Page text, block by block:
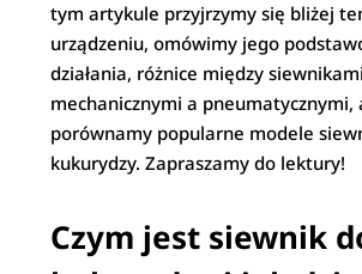
tym artykule przyjrzymy się bliżej
urządzeniu, omówimy jego
działania, różnice między siewnikami
mechanicznymi a pneumatycznymi,
porównamy popularne modele
kukurydzy. Zapraszamy do lektury!
Czym jest siewnik